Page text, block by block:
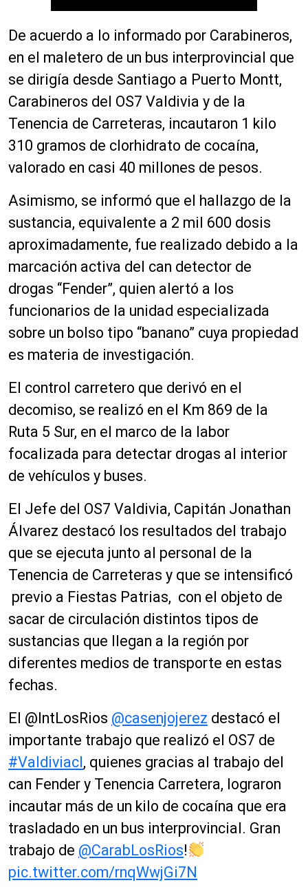
De acuerdo a lo informado por Carabineros,
en el maletero de un bus interprovincial que
se dirigía desde Santiago a Puerto Montt,
Carabineros del OS7 Valdivia y de la
Tenencia de Carreteras, incautaron 1 kilo
310 gramos de clorhidrato de cocaína,
valorado en casi 40 millones de pesos.
Asimismo, se informó que el hallazgo de la
sustancia, equivalente a 2 mil 600 dosis
aproximadamente, fue realizado debido a la
marcación activa del can detector de
drogas “Fender”, quien alertó a los
funcionarios de la unidad especializada
sobre un bolso tipo “banano” cuya propiedad
es materia de investigación.
El control carretero que derivó en el
decomiso, se realizó en el Km 869 de la
Ruta 5 Sur, en el marco de la labor
focalizada para detectar drogas al interior
de vehículos y buses.
El Jefe del OS7 Valdivia, Capitán Jonathan
Álvarez destacó los resultados del trabajo
que se ejecuta junto al personal de la
Tenencia de Carreteras y que se intensificó
previo a Fiestas Patrias, con el objeto de
sacar de circulación distintos tipos de
sustancias que llegan a la región por
diferentes medios de transporte en estas
fechas.
El @IntLosRios @casenjojerez destacó el
importante trabajo que realizó el OS7 de
#Valdiviacl, quienes gracias al trabajo del
can Fender y Tenencia Carretera, lograron
incautar más de un kilo de cocaína que era
trasladado en un bus interprovincial. Gran
trabajo de @CarabLosRios!
pic.twitter.com/rnqWwjGi7N